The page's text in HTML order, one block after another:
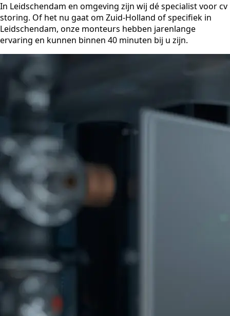
In Leidschendam en omgeving zijn wij dé specialist voor cv
storing. Of het nu gaat om Zuid-Holland of specifiek in
Leidschendam, onze monteurs hebben jarenlange
ervaring en kunnen binnen 40 minuten bij u zijn.